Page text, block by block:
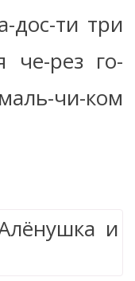
дос-ти три
че-рез го-
чи-ком